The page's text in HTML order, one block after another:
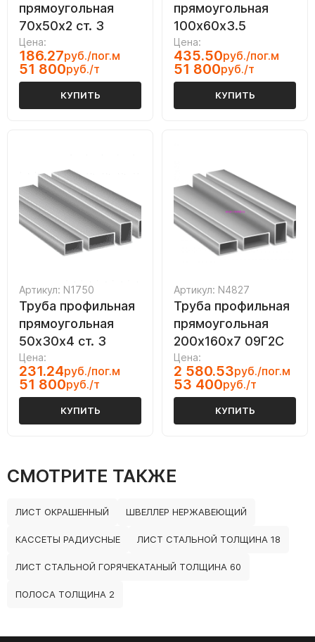
прямоугольная
70х50х2 ст. 3
Цена:
186.27руб./пог.м
51 800руб./т
КУПИТЬ
прямоугольная
100х60х3.5
Цена:
435.50руб./пог.м
51 800руб./т
КУПИТЬ
Артикул: N1750
Труба профильная
прямоугольная
50х30х4 ст. 3
Цена:
231.24руб./пог.м
51 800руб./т
КУПИТЬ
Артикул: N4827
Труба профильная
прямоугольная
200х160х7 09Г2С
Цена:
2 580.53руб./пог.м
53 400руб./т
КУПИТЬ
СМОТРИТЕ ТАКЖЕ
ЛИСТ ОКРАШЕННЫЙ ШВЕЛЛЕР НЕРЖАВЕЮЩИЙ
КАССЕТЫ РАДИУСНЫЕ ЛИСТ СТАЛЬНОЙ ТОЛЩИНА 18
ЛИСТ СТАЛЬНОЙ ГОРЯЧЕКАТАНЫЙ ТОЛЩИНА 60
ПОЛОСА ТОЛЩИНА 2